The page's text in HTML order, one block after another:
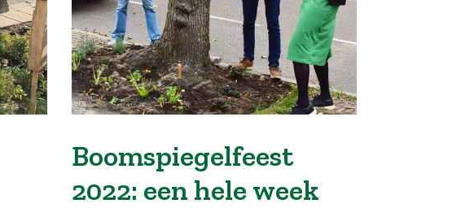
Boomspiegelfeest
2022: een hele week